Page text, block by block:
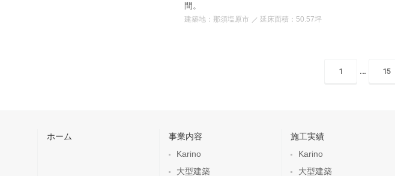
間。
建築地：那須塩原市 延床面積：50.57坪
1 … 15
ホーム
事業内容
Karino
大型建築
施工実績
Karino
大型建築